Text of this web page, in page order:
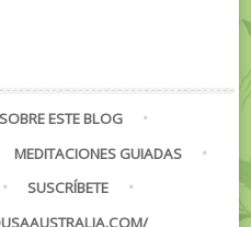
SOBRE ESTE BLOG
MEDITACIONES GUIADAS
SUSCRÍBETE